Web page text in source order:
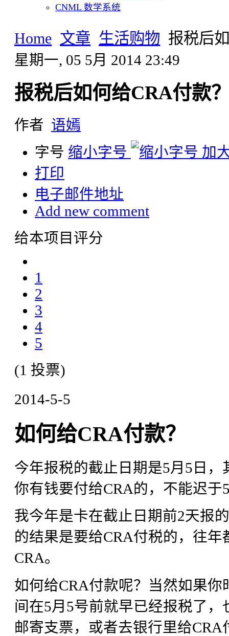
CNML 数学系统
Home 文章 生活购物 报税后
星期一, 05 5月 2014 23:49
报税后如何给CRA付款
作者 语嫣
字号 缩小字号
加
打印
电子邮件地址
Add new comment
给本项目评分
1
2
3
4
5
(1 投票)
2014-5-5
如何给CRA付款？
今年报税的截止日期是5月5日
你有钱要付给CRA的，不能迟
我今年是卡在截止日期前2天报
的结果是要给CRA付税的，往
CRA。
如何给CRA付款呢？当然如果
间在5月5号前就早已经报税了
邮寄支票，或者去银行里给